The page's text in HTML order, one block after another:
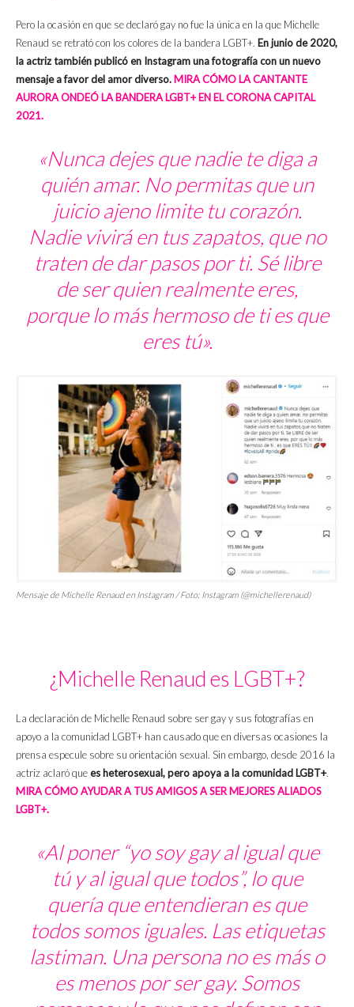
Pero la ocasión en que se declaró gay no fue la única en la que Michelle
Renaud se retrató con los colores de la bandera LGBT+. En junio de 2020,
la actriz también publicó en Instagram una fotografía con un nuevo
mensaje a favor del amor diverso. MIRA CÓMO LA CANTANTE
AURORA ONDEÓ LA BANDERA LGBT+ EN EL CORONA CAPITAL
2021.
«Nunca dejes que nadie te diga a
quién amar. No permitas que un
juicio ajeno limite tu corazón.
Nadie vivirá en tus zapatos, que no
traten de dar pasos por ti. Sé libre
de ser quien realmente eres,
porque lo más hermoso de ti es que
eres tú».
Mensaje de Michelle Renaud en Instagram / Foto: Instagram (@michellerenaud)
¿Michelle Renaud es LGBT+?
La declaración de Michelle Renaud sobre ser gay y sus fotografías en
apoyo a la comunidad LGBT+ han causado que en diversas ocasiones la
prensa especule sobre su orientación sexual. Sin embargo, desde 2016 la
actriz aclaró quees heterosexual, pero apoya a la comunidad LGBT+.
MIRA CÓMO AYUDAR A TUS AMIGOS A SER MEJORES ALIADOS
LGBT+.
«Al poner “yo soy gay al igual que
tú y al igual que todos”, lo que
quería que entendieran es que
todos somos iguales. Las etiquetas
lastiman. Una persona no es más o
es menos por ser gay. Somos